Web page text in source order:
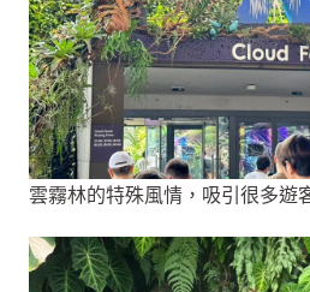
雲霧林的特殊風情，吸引很多遊